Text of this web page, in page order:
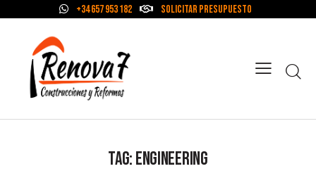
+34 657 953 182 Solicitar Presupuesto
TAG: ENGINEERING